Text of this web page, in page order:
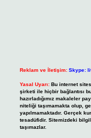
Reklam ve İletişim: Skype:
Yasal Uyarı: Bu internet
şirketi ile hiçbir bağlantısı
hazırladığımız makaleler
niteliği taşımamakta olup,
yapılmamaktadır. Gerçek
tesadüfidir. Sitemizdeki
taşımazlar.